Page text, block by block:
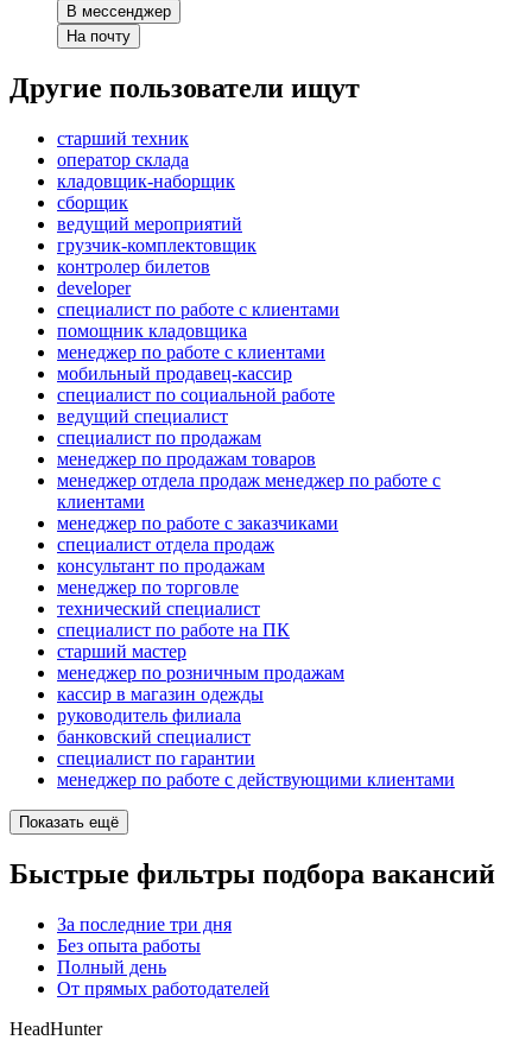
В мессенджер
На почту
Другие пользователи ищут
старший техник
оператор склада
кладовщик-наборщик
сборщик
ведущий мероприятий
грузчик-комплектовщик
контролер билетов
developer
специалист по работе с клиентами
помощник кладовщика
менеджер по работе с клиентами
мобильный продавец-кассир
специалист по социальной работе
ведущий специалист
специалист по продажам
менеджер по продажам товаров
менеджер отдела продаж менеджер по работе с
клиентами
менеджер по работе с заказчиками
специалист отдела продаж
консультант по продажам
менеджер по торговле
технический специалист
специалист по работе на ПК
старший мастер
менеджер по розничным продажам
кассир в магазин одежды
руководитель филиала
банковский специалист
специалист по гарантии
менеджер по работе с действующими клиентами
Показать ещё
Быстрые фильтры подбора вакансий
За последние три дня
Без опыта работы
Полный день
От прямых работодателей
HeadHunter